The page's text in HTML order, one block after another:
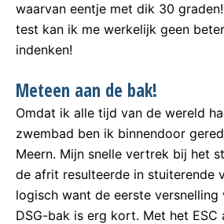
waarvan eentje met dik 30
test kan ik me werkelijk geen
indenken!
Meteen aan de bak!
Omdat ik alle tijd van de wereld
zwembad ben ik binnendoor
Meern. Mijn snelle vertrek bij het
de afrit resulteerde in stuiterende
logisch want de eerste
DSG-bak is erg kort. Met het ESC